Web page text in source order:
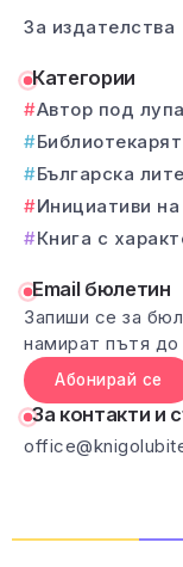
За издателства
Категории
Автор под лупа
Българска
Инициативи
Книга с
Email бюлетин
Запиши се за
намират пътя до
Абонирай се
За контакти и